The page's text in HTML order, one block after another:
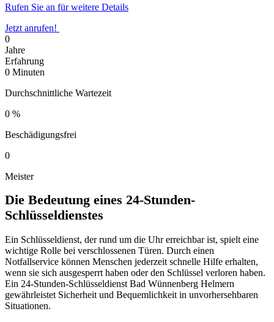
Rufen Sie an für weitere Details
Jetzt anrufen!
0
Jahre
Erfahrung
0 Minuten
Durchschnittliche Wartezeit
0 %
Beschädigungsfrei
0
Meister
Die Bedeutung eines 24-Stunden-
Schlüsseldienstes
Ein Schlüsseldienst, der rund um die Uhr erreichbar ist, spielt eine
wichtige Rolle bei verschlossenen Türen. Durch einen
Notfallservice können Menschen jederzeit schnelle Hilfe erhalten,
wenn sie sich ausgesperrt haben oder den Schlüssel verloren haben.
Ein 24-Stunden-Schlüsseldienst Bad Wünnenberg Helmern
gewährleistet Sicherheit und Bequemlichkeit in unvorhersehbaren
Situationen.​